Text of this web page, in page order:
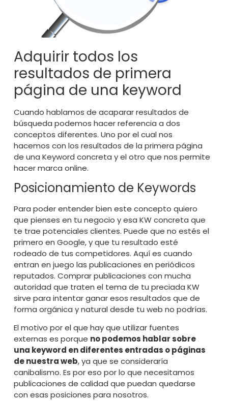
Adquirir todos los
resultados de primera
página de una keyword
Cuando hablamos de acaparar resultados de
búsqueda podemos hacer referencia a dos
conceptos diferentes. Uno por el cual nos
hacemos con los resultados de la primera página
de una Keyword concreta y el otro que nos permite
hacer marca online.
Posicionamiento de Keywords
Para poder entender bien este concepto quiero
que pienses en tu negocio y esa KW concreta que
te trae potenciales clientes. Puede que no estés el
primero en Google, y que tu resultado esté
rodeado de tus competidores. Aquí es cuando
entran en juego las publicaciones en periódicos
reputados. Comprar publicaciones con mucha
autoridad que traten el tema de tu preciada KW
sirve para intentar ganar esos resultados que de
forma orgánica y natural desde tu web no podrías.
El motivo por el que hay que utilizar fuentes
externas es porque no podemos hablar sobre
una keyword en diferentes entradas o páginas
de nuestra web, ya que se consideraría
canibalismo. Es por eso por lo que necesitamos
publicaciones de calidad que puedan quedarse
con esas posiciones para nosotros.